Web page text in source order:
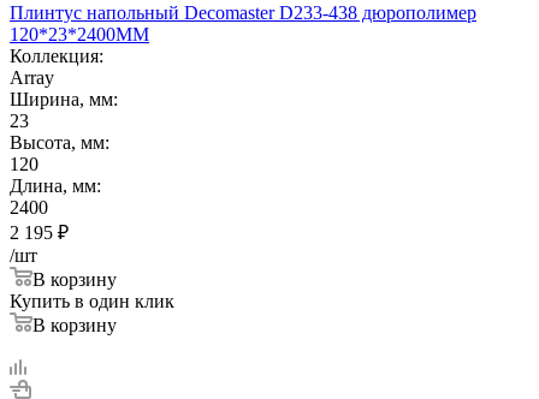
Плинтус напольный Decomaster D233-438 дюрополимер
120*23*2400ММ
Коллекция:
Array
Ширина, мм:
23
Высота, мм:
120
Длина, мм:
2400
2 195 ₽
/шт
В корзину
Купить в один клик
В корзину